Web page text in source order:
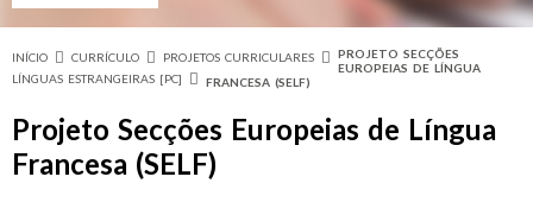
Está aqui
INÍCIO CURRÍCULO
PROJETOS CURRICULARES
LÍNGUAS ESTRANGEIRAS [PC]
PROJETO SECÇÕES
EUROPEIAS DE LÍNGUA
FRANCESA (SELF)
Projeto Secções Europeias de Língua
Francesa (SELF)